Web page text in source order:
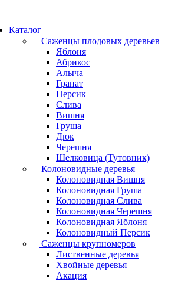
Каталог
Саженцы плодовых деревьев
Яблоня
Абрикос
Алыча
Гранат
Персик
Слива
Вишня
Груша
Дюк
Черешня
Шелковица (Тутовник)
Колоновидные деревья
Колоновидная Вишня
Колоновидная Груша
Колоновидная Слива
Колоновидная Черешня
Колоновидная Яблоня
Колоновидный Персик
Саженцы крупномеров
Лиственные деревья
Хвойные деревья
Акация